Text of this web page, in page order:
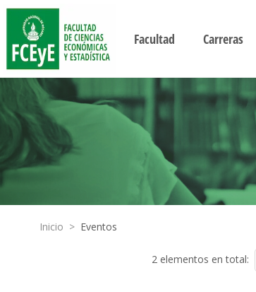
Facultad Carreras
Inicio > Eventos
2 elementos en total: